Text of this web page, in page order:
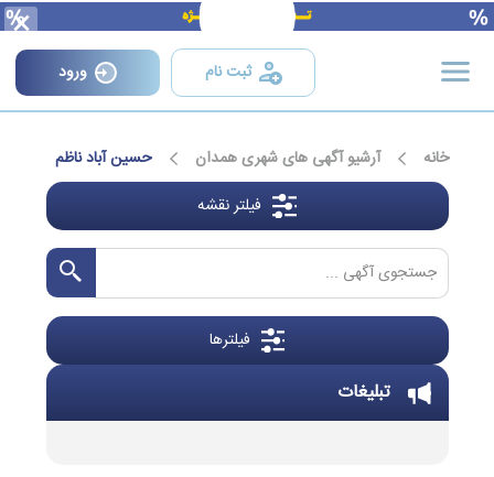
×
ثبت نام ورود
خانه آرشیو آگهی های شهری همدان
حسین آباد ناظم
فیلتر نقشه
فیلترها
تبلیغات